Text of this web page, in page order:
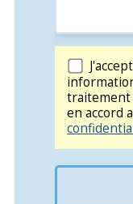
traitement
en accord